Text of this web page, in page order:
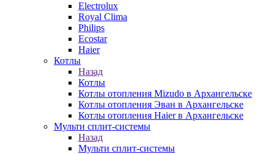
Electrolux
Royal Clima
Philips
Ecostar
Haier
Котлы
Назад
Котлы
Котлы отопления Mizudo в Архангельске
Котлы отопления Эван в Архангельске
Котлы отопления Haier в Архангельске
Мульти сплит-системы
Назад
Мульти сплит-системы